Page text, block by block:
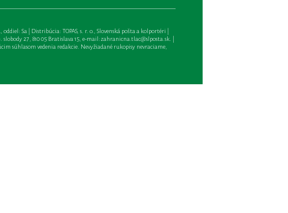
Sa | Distribúcia: TOPAS, s. r. o., Slovenská pošta a kolportéri |
27, 810 05 Bratislava 15, e-mail:zahranicna.tlac@slposta.sk. |
súhlasom vedenia redakcie. Nevyžiadané rukopisy nevraciame,